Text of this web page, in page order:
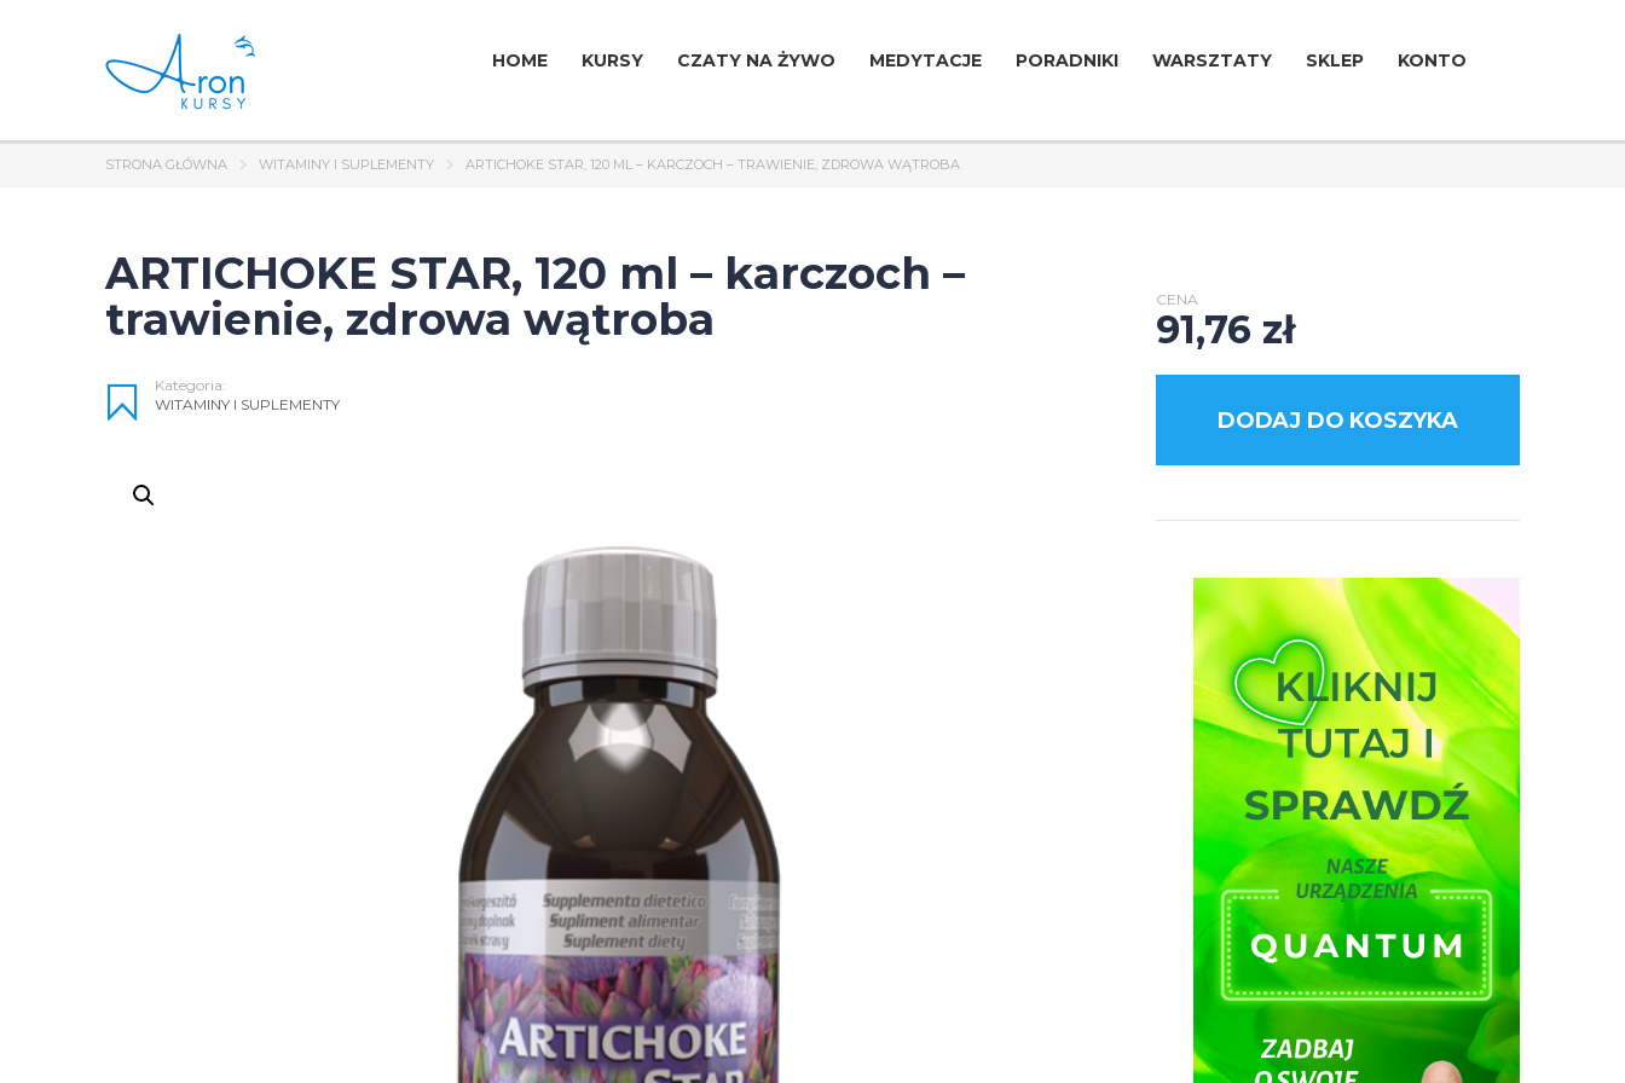
HOME KURSY CZATY NA ŻYWO MEDYTACJE PORADNIKI WARSZTATY SKLEP KONTO
STRONA GŁÓWNA WITAMINY I SUPLEMENTY ARTICHOKE STAR, 120 ML – KARCZOCH – TRAWIENIE, ZDROWA WĄTROBA
ARTICHOKE STAR, 120 ml – karczoch –
trawienie, zdrowa wątroba
Kategoria:
WITAMINY I SUPLEMENTY
CENA
91,76 zł
DODAJ DO KOSZYKA